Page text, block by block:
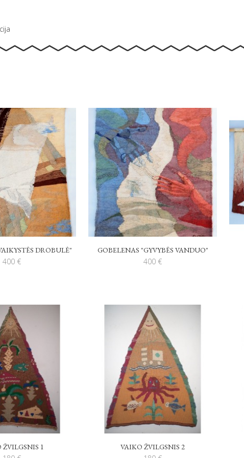
DROBULĖ"
400 €
GOBELENAS "GYVYBĖS VANDUO"
400 €
ŽVILGSNIS 1 VAIKO ŽVILGSNIS 2